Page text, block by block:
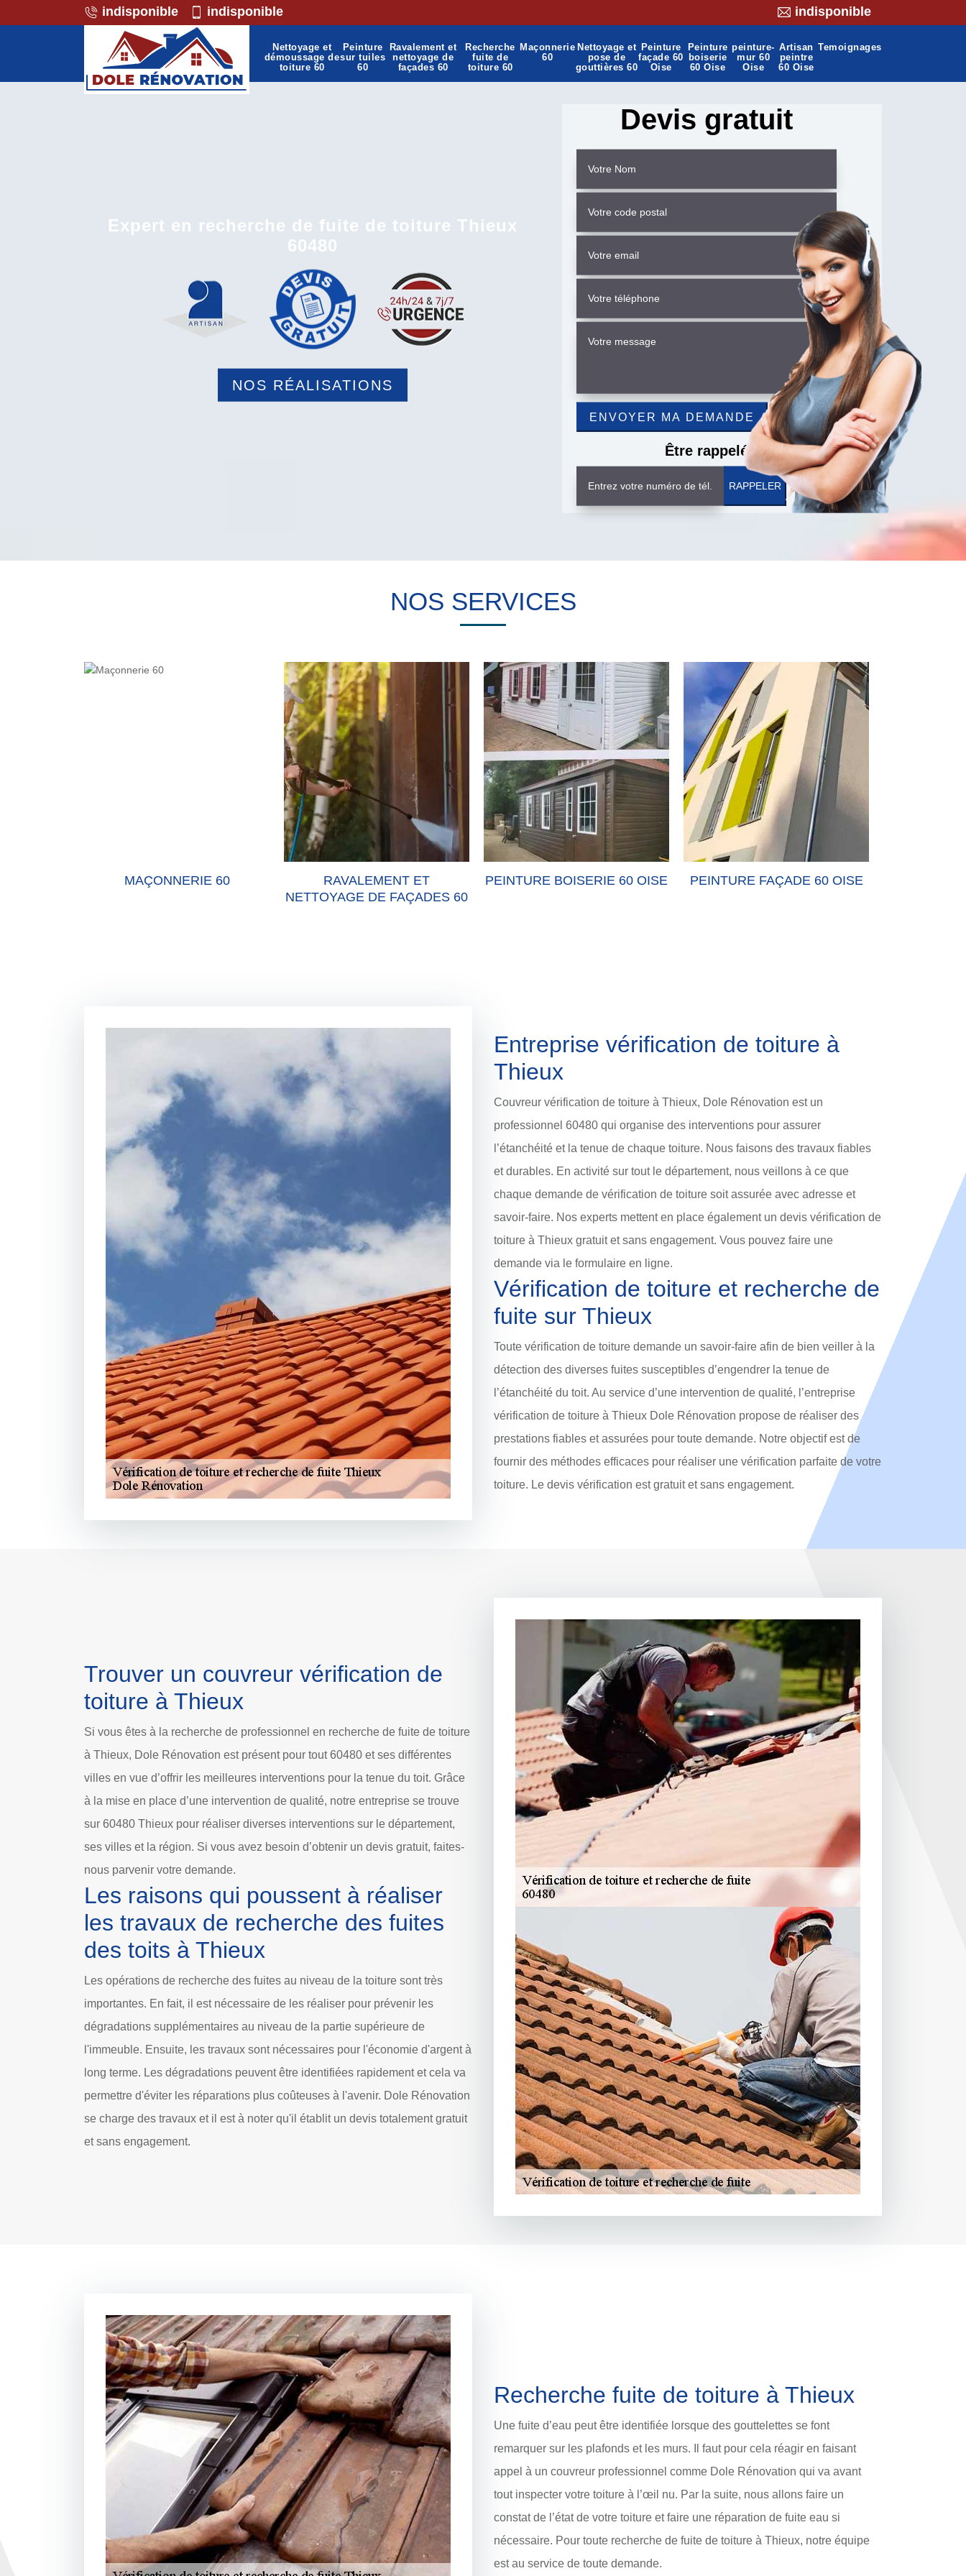
indisponible indisponible indisponible
Nettoyage et
démoussage de
toiture 60
Peinture
sur tuiles
60
Ravalement et
nettoyage de
façades 60
Recherche
fuite de
toiture 60
Maçonnerie
60
Nettoyage et
pose de
gouttières 60
Peinture
façade 60
Oise
Peinture
boiserie
60 Oise
peinture-
mur 60
Oise
Artisan
peintre
60 Oise
Temoignages
Expert en recherche de fuite de toiture Thieux
60480
NOS RÉALISATIONS
Devis gratuit
Être rappelé
NOS SERVICES
MAÇONNERIE 60
RAVALEMENT ET
NETTOYAGE DE FAÇADES 60
PEINTURE BOISERIE 60 OISE PEINTURE FAÇADE 60 OISE
Entreprise vérification de toiture à
Thieux
Couvreur vérification de toiture à Thieux, Dole Rénovation est un
professionnel 60480 qui organise des interventions pour assurer
l’étanchéité et la tenue de chaque toiture. Nous faisons des travaux fiables
et durables. En activité sur tout le département, nous veillons à ce que
chaque demande de vérification de toiture soit assurée avec adresse et
savoir-faire. Nos experts mettent en place également un devis vérification de
toiture à Thieux gratuit et sans engagement. Vous pouvez faire une
demande via le formulaire en ligne.
Vérification de toiture et recherche de
fuite sur Thieux
Toute vérification de toiture demande un savoir-faire afin de bien veiller à la
détection des diverses fuites susceptibles d’engendrer la tenue de
l’étanchéité du toit. Au service d’une intervention de qualité, l’entreprise
vérification de toiture à Thieux Dole Rénovation propose de réaliser des
prestations fiables et assurées pour toute demande. Notre objectif est de
fournir des méthodes efficaces pour réaliser une vérification parfaite de votre
toiture. Le devis vérification est gratuit et sans engagement.
Trouver un couvreur vérification de
toiture à Thieux
Si vous êtes à la recherche de professionnel en recherche de fuite de toiture
à Thieux, Dole Rénovation est présent pour tout 60480 et ses différentes
villes en vue d’offrir les meilleures interventions pour la tenue du toit. Grâce
à la mise en place d’une intervention de qualité, notre entreprise se trouve
sur 60480 Thieux pour réaliser diverses interventions sur le département,
ses villes et la région. Si vous avez besoin d’obtenir un devis gratuit, faites-
nous parvenir votre demande.
Les raisons qui poussent à réaliser
les travaux de recherche des fuites
des toits à Thieux
Les opérations de recherche des fuites au niveau de la toiture sont très
importantes. En fait, il est nécessaire de les réaliser pour prévenir les
dégradations supplémentaires au niveau de la partie supérieure de
l'immeuble. Ensuite, les travaux sont nécessaires pour l'économie d'argent à
long terme. Les dégradations peuvent être identifiées rapidement et cela va
permettre d'éviter les réparations plus coûteuses à l'avenir. Dole Rénovation
se charge des travaux et il est à noter qu'il établit un devis totalement gratuit
et sans engagement.
Recherche fuite de toiture à Thieux
Une fuite d’eau peut être identifiée lorsque des gouttelettes se font
remarquer sur les plafonds et les murs. Il faut pour cela réagir en faisant
appel à un couvreur professionnel comme Dole Rénovation qui va avant
tout inspecter votre toiture à l’œil nu. Par la suite, nous allons faire un
constat de l’état de votre toiture et faire une réparation de fuite eau si
nécessaire. Pour toute recherche de fuite de toiture à Thieux, notre équipe
est au service de toute demande.